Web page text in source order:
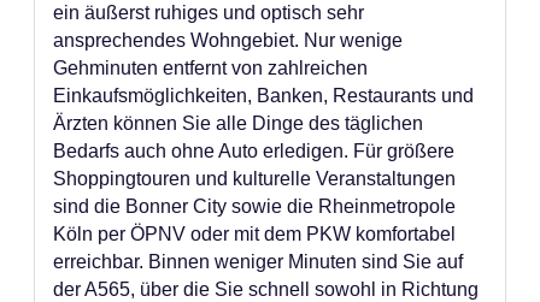
ein äußerst ruhiges und optisch sehr
ansprechendes Wohngebiet. Nur wenige
Gehminuten entfernt von zahlreichen
Einkaufsmöglichkeiten, Banken, Restaurants und
Ärzten können Sie alle Dinge des täglichen
Bedarfs auch ohne Auto erledigen. Für größere
Shoppingtouren und kulturelle Veranstaltungen
sind die Bonner City sowie die Rheinmetropole
Köln per ÖPNV oder mit dem PKW komfortabel
erreichbar. Binnen weniger Minuten sind Sie auf
der A565, über die Sie schnell sowohl in Richtung